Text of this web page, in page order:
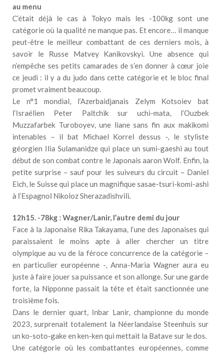
au menu
C’était déjà le cas à Tokyo mais les -100kg sont une
catégorie où la qualité ne manque pas. Et encore… il manque
peut-être le meilleur combattant de ces derniers mois, à
savoir le Russe Matvey Kanikovskyi. Une absence qui
n’empêche ses petits camarades de s’en donner à cœur joie
ce jeudi : il y a du judo dans cette catégorie et le bloc final
promet vraiment beaucoup.
Le n°1 mondial, l’Azerbaidjanais Zelym Kotsoiev bat
l’Israélien Peter Paltchik sur uchi-mata, l’Ouzbek
Muzzafarbek Turoboyev, une liane sans fin aux makikomi
intenables – il bat Michael Korrel dessus -, le styliste
géorgien Ilia Sulamanidze qui place un sumi-gaeshi au tout
début de son combat contre le Japonais aaron Wolf. Enfin, la
petite surprise – sauf pour les suiveurs du circuit – Daniel
Eich, le Suisse qui place un magnifique sasae-tsuri-komi-ashi
à l’Espagnol Nikoloz Sherazadishvili.
12h15. -78kg : Wagner/Lanir, l’autre demi du jour
Face à la Japonaise Rika Takayama, l’une des Japonaises qui
paraissaient le moins apte à aller chercher un titre
olympique au vu de la féroce concurrence de la catégorie –
en particulier européenne -, Anna-Maria Wagner aura eu
juste à faire jouer sa puissance et son allonge. Sur une garde
forte, la Nipponne passait la tête et était sanctionnée une
troisième fois.
Dans le dernier quart, Inbar Lanir, championne du monde
2023, surprenait totalement la Néerlandaise Steenhuis sur
un ko-soto-gake en ken-ken qui mettait la Batave sur le dos.
Une catégorie où les combattantes européennes, comme